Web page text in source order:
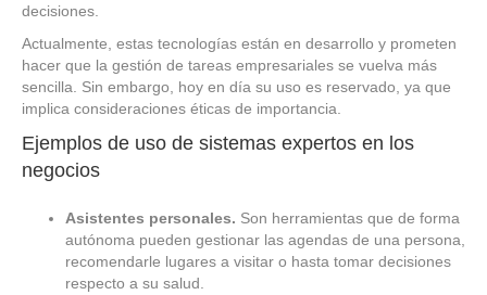
decisiones.
Actualmente, estas tecnologías están en desarrollo y prometen
hacer que la gestión de tareas empresariales se vuelva más
sencilla. Sin embargo, hoy en día su uso es reservado, ya que
implica consideraciones éticas de importancia.
Ejemplos de uso de sistemas expertos en los
negocios
Asistentes personales. Son herramientas que de forma
autónoma pueden gestionar las agendas de una persona,
recomendarle lugares a visitar o hasta tomar decisiones
respecto a su salud.